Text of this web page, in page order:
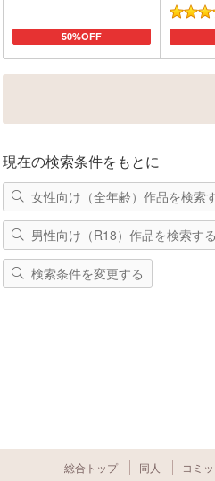
50%OFF
カートに追加
現在の検索条件をもとに
女性向け（全年齢）作品を検索
男性向け（R18）作品を検索す
検索条件を変更する
総合トップ 同人 コミ